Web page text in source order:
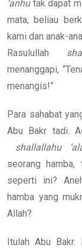
‘anhutak dapat
mata, beliau
kami dan anak-
Rasulullah
menanggapi,
menangis!”
Para sahabat
Abu Bakr tadi.
shallallahu
seorang hamba,
seperti ini?
hamba yang
Allah?
Itulah Abu Bakr.